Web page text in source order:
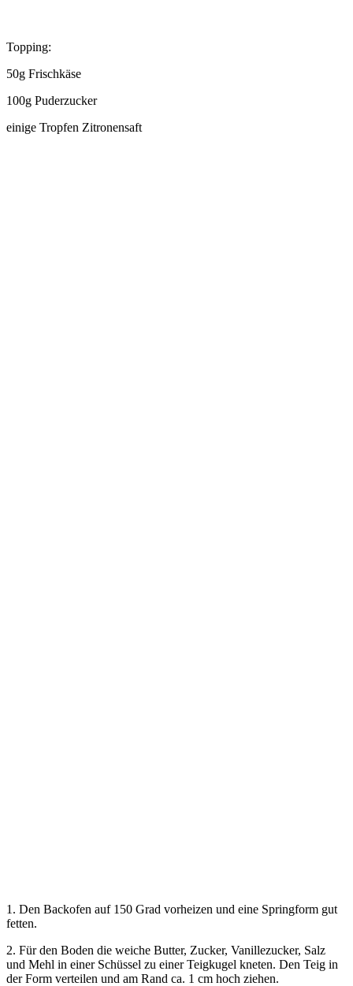
Topping:
50g Frischkäse
100g Puderzucker
einige Tropfen Zitronensaft
1. Den Backofen auf 150 Grad vorheizen und eine Springform gut
fetten.
2. Für den Boden die weiche Butter, Zucker, Vanillezucker, Salz
und Mehl in einer Schüssel zu einer Teigkugel kneten. Den Teig in
der Form verteilen und am Rand ca. 1 cm hoch ziehen.